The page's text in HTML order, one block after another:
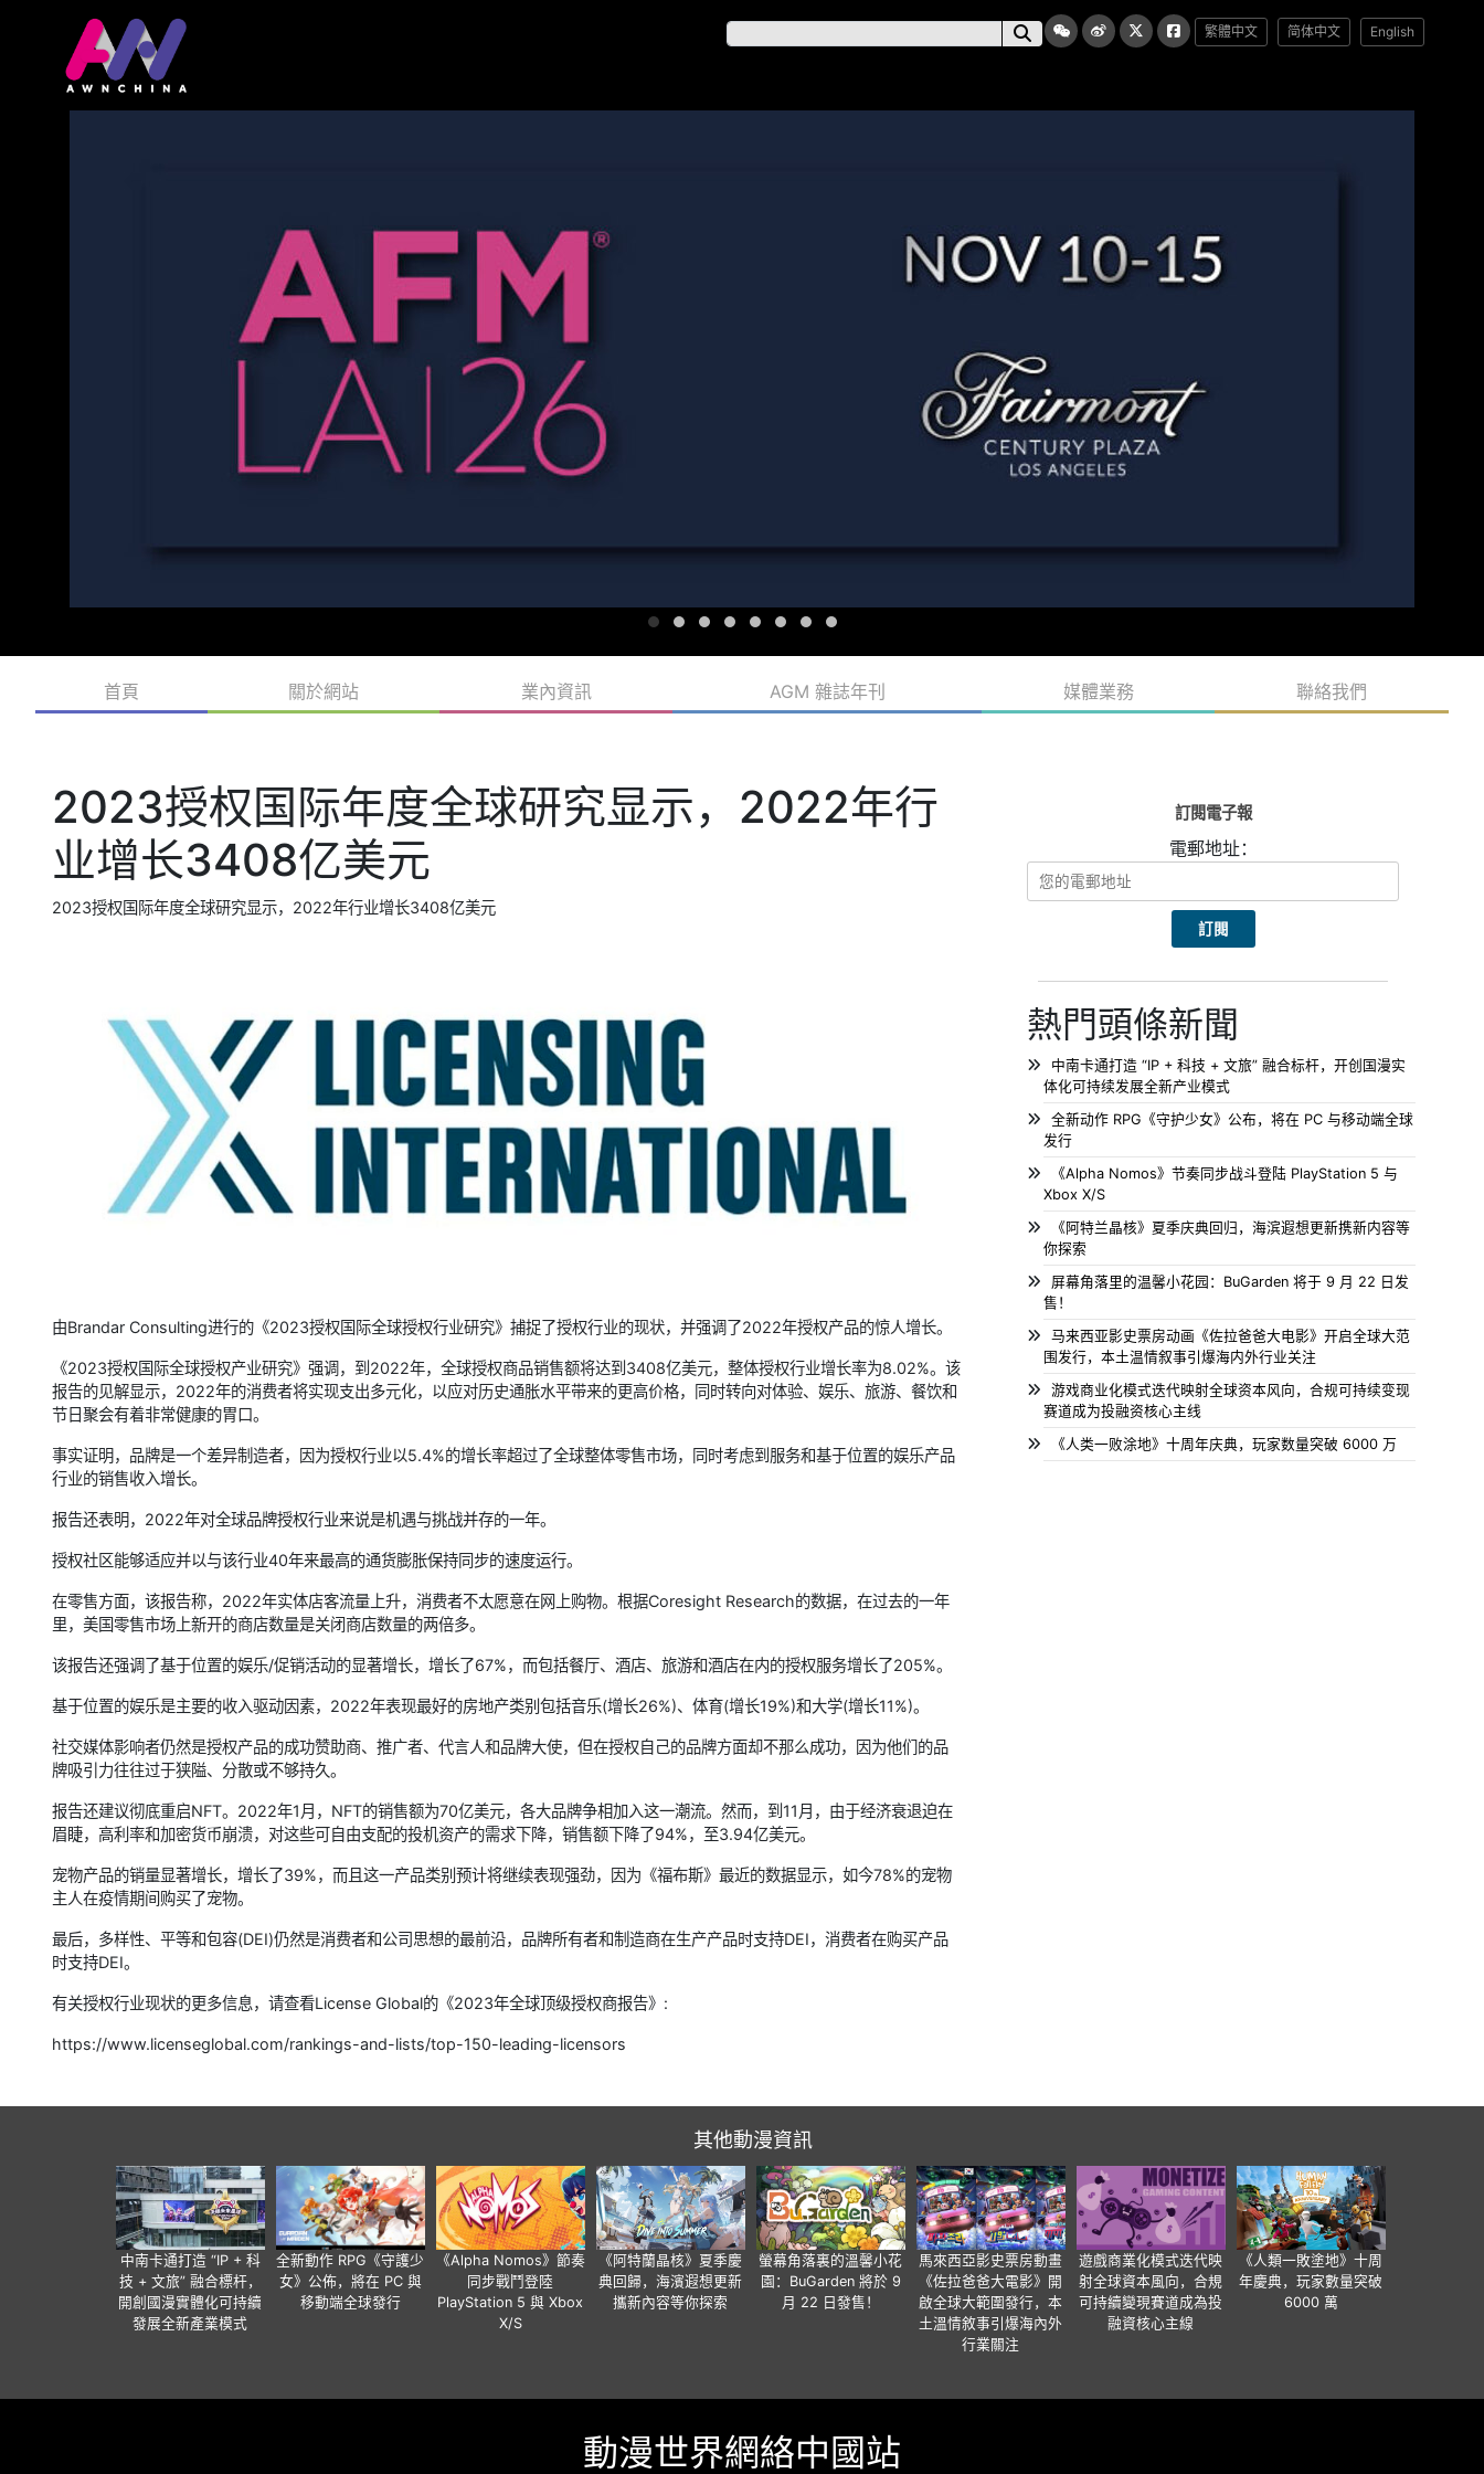
繁體中文 简体中文 English
首頁 關於網站 業內資訊 AGM 雜誌年刊 媒體業務 聯絡我們
2023授权国际年度全球研究显示，2022年行
业增长3408亿美元
2023授权国际年度全球研究显示，2022年行业增长3408亿美元
由Brandar Consulting进行的《2023授权国际全球授权行业研究》捕捉了授权行业的现状，并强调了2022年授权产品的惊人增长。
《2023授权国际全球授权产业研究》强调，到2022年，全球授权商品销售额将达到3408亿美元，整体授权行业增长率为8.02%。该
报告的见解显示，2022年的消费者将实现支出多元化，以应对历史通胀水平带来的更高价格，同时转向对体验、娱乐、旅游、餐饮和
节日聚会有着非常健康的胃口。
事实证明，品牌是一个差异制造者，因为授权行业以5.4%的增长率超过了全球整体零售市场，同时考虑到服务和基于位置的娱乐产品
行业的销售收入增长。
报告还表明，2022年对全球品牌授权行业来说是机遇与挑战并存的一年。
授权社区能够适应并以与该行业40年来最高的通货膨胀保持同步的速度运行。
在零售方面，该报告称，2022年实体店客流量上升，消费者不太愿意在网上购物。根据Coresight Research的数据，在过去的一年
里，美国零售市场上新开的商店数量是关闭商店数量的两倍多。
该报告还强调了基于位置的娱乐/促销活动的显著增长，增长了67%，而包括餐厅、酒店、旅游和酒店在内的授权服务增长了205%。
基于位置的娱乐是主要的收入驱动因素，2022年表现最好的房地产类别包括音乐(增长26%)、体育(增长19%)和大学(增长11%)。
社交媒体影响者仍然是授权产品的成功赞助商、推广者、代言人和品牌大使，但在授权自己的品牌方面却不那么成功，因为他们的品
牌吸引力往往过于狭隘、分散或不够持久。
报告还建议彻底重启NFT。2022年1月，NFT的销售额为70亿美元，各大品牌争相加入这一潮流。然而，到11月，由于经济衰退迫在
眉睫，高利率和加密货币崩溃，对这些可自由支配的投机资产的需求下降，销售额下降了94%，至3.94亿美元。
宠物产品的销量显著增长，增长了39%，而且这一产品类别预计将继续表现强劲，因为《福布斯》最近的数据显示，如今78%的宠物
主人在疫情期间购买了宠物。
最后，多样性、平等和包容(DEI)仍然是消费者和公司思想的最前沿，品牌所有者和制造商在生产产品时支持DEI，消费者在购买产品
时支持DEI。
有关授权行业现状的更多信息，请查看License Global的《2023年全球顶级授权商报告》:
https://www.licenseglobal.com/rankings-and-lists/top-150-leading-licensors
訂閱電子報
電郵地址：
熱門頭條新聞
中南卡通打造 “IP + 科技 + 文旅” 融合标杆，开创国漫实
体化可持续发展全新产业模式
全新动作 RPG《守护少女》公布，将在 PC 与移动端全球
发行
《Alpha Nomos》节奏同步战斗登陆 PlayStation 5 与
Xbox X/S
《阿特兰晶核》夏季庆典回归，海滨遐想更新携新内容等
你探索
屏幕角落里的温馨小花园：BuGarden 将于 9 月 22 日发
售！
马来西亚影史票房动画《佐拉爸爸大电影》开启全球大范
围发行，本土温情叙事引爆海内外行业关注
游戏商业化模式迭代映射全球资本风向，合规可持续变现
赛道成为投融资核心主线
《人类一败涂地》十周年庆典，玩家数量突破 6000 万
其他動漫資訊
中南卡通打造 “IP + 科
技 + 文旅” 融合標杆，
開創國漫實體化可持續
發展全新產業模式
全新動作 RPG《守護少
女》公佈，將在 PC 與
移動端全球發行
《Alpha Nomos》節奏
同步戰鬥登陸
PlayStation 5 與 Xbox
X/S
《阿特蘭晶核》夏季慶
典回歸，海濱遐想更新
攜新內容等你探索
螢幕角落裏的溫馨小花
園：BuGarden 將於 9
月 22 日發售！
馬來西亞影史票房動畫
《佐拉爸爸大電影》開
啟全球大範圍發行，本
土溫情敘事引爆海內外
行業關注
遊戲商業化模式迭代映
射全球資本風向，合規
可持續變現賽道成為投
融資核心主線
《人類一敗塗地》十周
年慶典，玩家數量突破
6000 萬
動漫世界網絡中國站